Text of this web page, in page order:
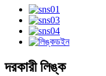
দরকারী লিঙ্ক